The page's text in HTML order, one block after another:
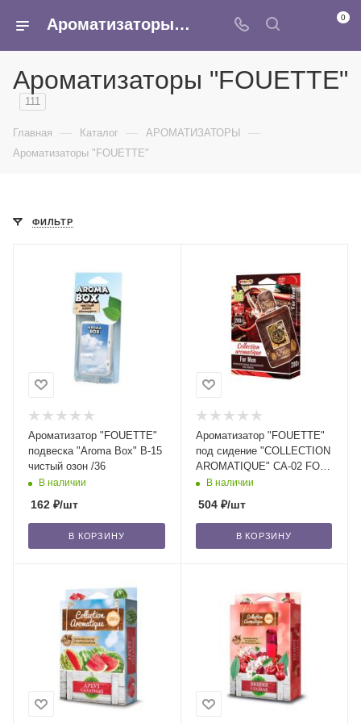
Ароматизаторы FOUETTE - купить оптом ароматизатор мембранный, подвесной в интернет-магазине Армина 0
Ароматизаторы "FOUETTE"
111
Главная — Каталог — АРОМАТИЗАТОРЫ —
Ароматизаторы "FOUETTE"
ФИЛЬТР
Ароматизатор "FOUETTE"
подвеска "Aroma Box" В-15
чистый озон /36
В наличии
162 ₽/шт
В КОРЗИНУ
Ароматизатор "FOUETTE"
под сидение "COLLECTION
AROMATIQUE" CA-02 FOR
MAN, 200 мл /40
В наличии
504₽/шт
В КОРЗИНУ